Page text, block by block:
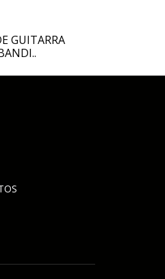
GUITARRA